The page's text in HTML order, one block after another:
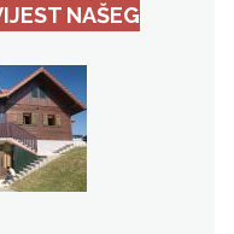
NAŠEG